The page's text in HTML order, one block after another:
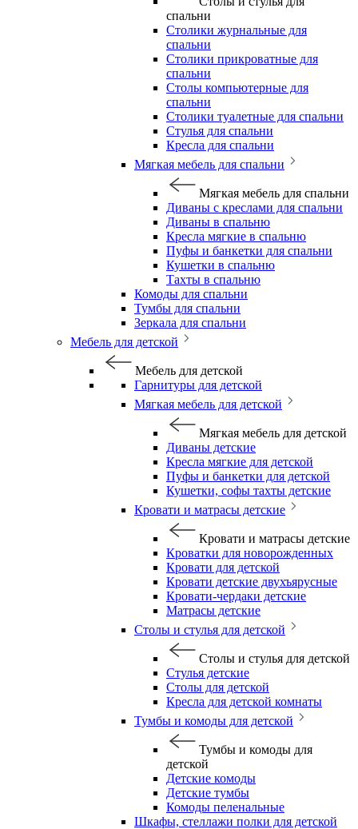
спальни
Столики журнальные для
спальни
Столики прикроватные для
спальни
Столы компьютерные для
спальни
Столики туалетные для спальни
Стулья для спальни
Кресла для спальни
Мягкая мебель для спальни
Мягкая мебель для спальни
Диваны с креслами для спальни
Диваны в спальню
Кресла мягкие в спальню
Пуфы и банкетки для спальни
Кушетки в спальню
Тахты в спальню
Комоды для спальни
Тумбы для спальни
Зеркала для спальни
Мебель для детской
Мебель для детской
Гарнитуры для детской
Мягкая мебель для детской
Мягкая мебель для детской
Диваны детские
Кресла мягкие для детской
Пуфы и банкетки для детской
Кушетки, софы тахты детские
Кровати и матрасы детские
Кровати и матрасы детские
Кроватки для новорожденных
Кровати для детской
Кровати детские двухъярусные
Кровати-чердаки детские
Матрасы детские
Столы и стулья для детской
Столы и стулья для детской
Стулья детские
Столы для детской
Кресла для детской комнаты
Тумбы и комоды для детской
Тумбы и комоды для
детской
Детские комоды
Детские тумбы
Комоды пеленальные
Шкафы, стеллажи полки для детской